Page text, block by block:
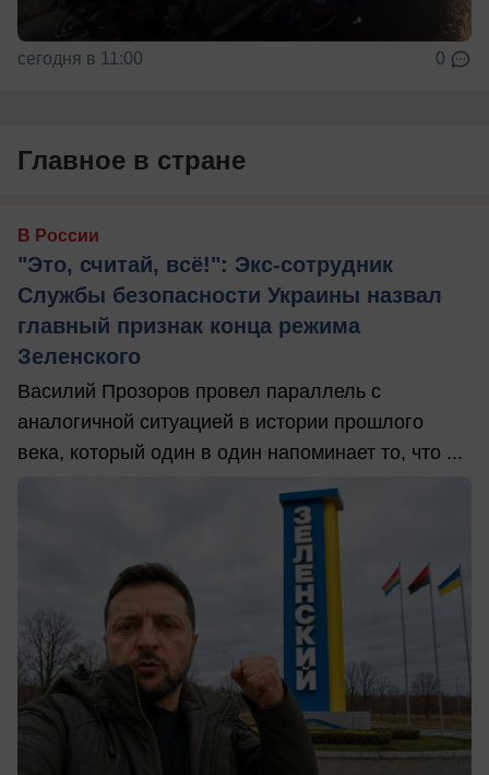
сегодня в 11:00 0
Главное в стране
В России
"Это, считай, всё!": Экс-сотрудник
Службы безопасности Украины назвал
главный признак конца режима
Зеленского
Василий Прозоров провел параллель с
аналогичной ситуацией в истории прошлого
века, который один в один напоминает то, что ...